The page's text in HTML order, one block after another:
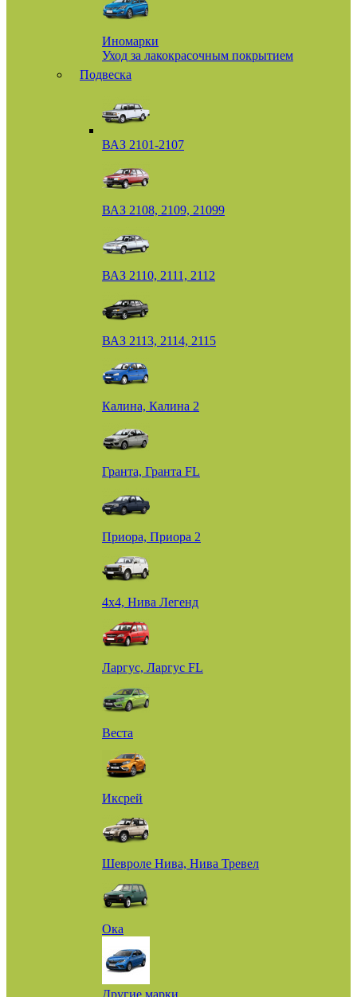
Иномарки
Уход за лакокрасочным покрытием
Подвеска
ВАЗ 2101-2107
ВАЗ 2108, 2109, 21099
ВАЗ 2110, 2111, 2112
ВАЗ 2113, 2114, 2115
Калина, Калина 2
Гранта, Гранта FL
Приора, Приора 2
4х4, Нива Легенд
Ларгус, Ларгус FL
Веста
Иксрей
Шевроле Нива, Нива Тревел
Ока
Другие марки